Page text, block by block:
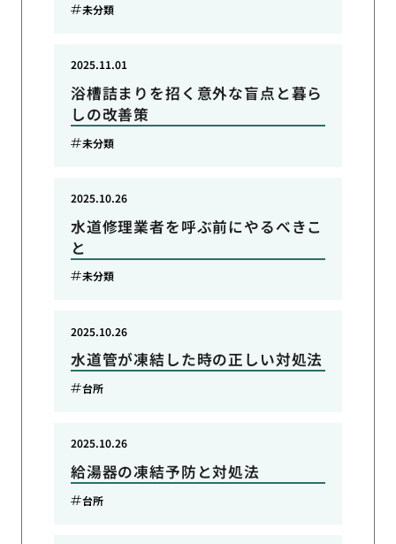
未分類
浴槽詰まりを招く意外な盲点と暮ら
しの改善策
2025.11.01
未分類
水道修理業者を呼ぶ前にやるべきこ
と
2025.10.26
未分類
水道管が凍結した時の正しい対処法
2025.10.26
台所
給湯器の凍結予防と対処法
2025.10.26
台所